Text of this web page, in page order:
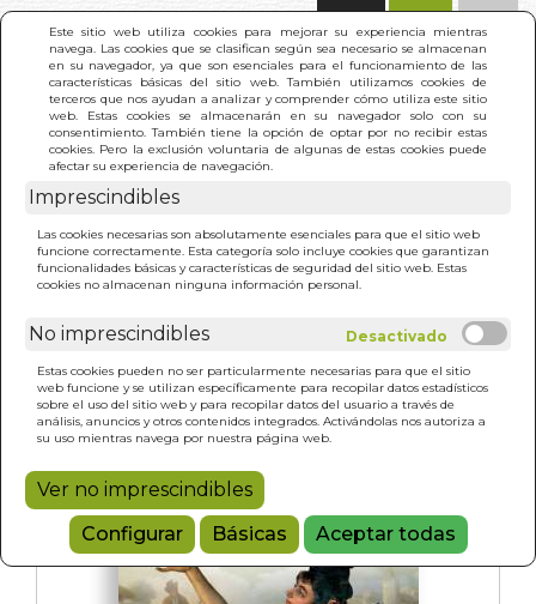
Este sitio web utiliza cookies para mejorar su experiencia mientras
navega. Las cookies que se clasifican según sea necesario se almacenan
en su navegador, ya que son esenciales para el funcionamiento de las
características básicas del sitio web. También utilizamos cookies de
terceros que nos ayudan a analizar y comprender cómo utiliza este sitio
web. Estas cookies se almacenarán en su navegador solo con su
consentimiento. También tiene la opción de optar por no recibir estas
cookies. Pero la exclusión voluntaria de algunas de estas cookies puede
afectar su experiencia de navegación.
Imprescindibles
Las cookies necesarias son absolutamente esenciales para que el sitio web
funcione correctamente. Esta categoría solo incluye cookies que garantizan
funcionalidades básicas y características de seguridad del sitio web. Estas
cookies no almacenan ninguna información personal.
No imprescindibles
Estas cookies pueden no ser particularmente necesarias para que el sitio
web funcione y se utilizan específicamente para recopilar datos estadísticos
sobre el uso del sitio web y para recopilar datos del usuario a través de
análisis, anuncios y otros contenidos integrados. Activándolas nos autoriza a
su uso mientras navega por nuestra página web.
Ver no imprescindibles
Configurar
Básicas Aceptar todas
INICIO >
ESTABA...)